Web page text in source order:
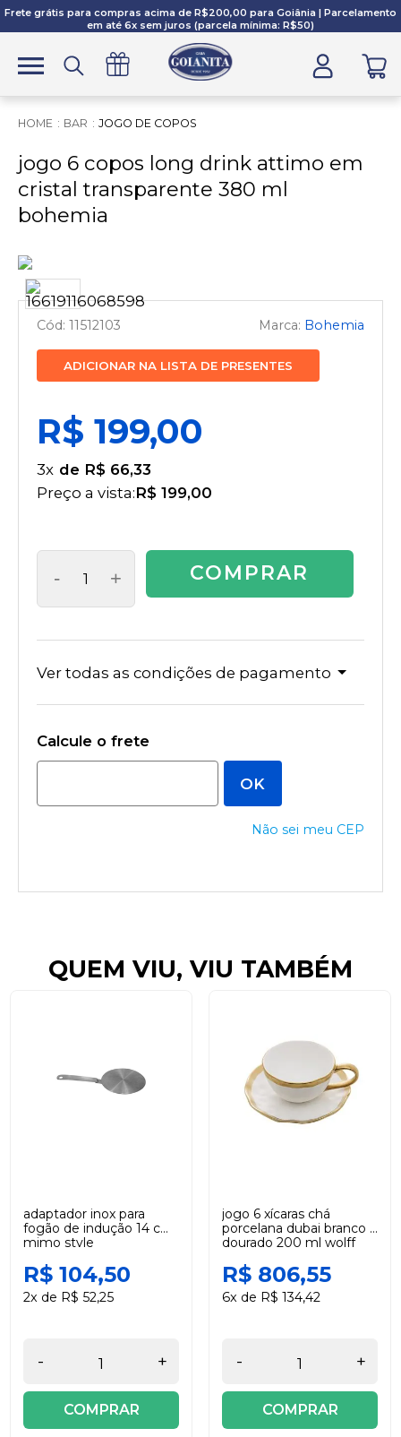
Frete grátis para compras acima de R$200,00 para Goiânia | Parcelamento
em até 6x sem juros (parcela mínima: R$50)
BAR JOGO DE COPOS
jogo 6 copos long drink attimo em
cristal transparente 380 ml
bohemia
11512103 Bohemia
ADICIONAR NA LISTA DE PRESENTES
R$ 199,00
3x
R$ 66,33
Preço a vista:R$ 199,00
- + COMPRAR
Ver todas as condições de pagamento
Não sei meu CEP
QUEM VIU, VIU TAMBÉM
adaptador inox para
fogão de indução 14 cm
mimo style
R$ 104,50
2x de R$ 52,25
- +
COMPRAR
jogo 6 xícaras chá
porcelana dubai branco e
dourado 200 ml wolff
R$ 806,55
6x de R$ 134,42
- +
COMPRAR